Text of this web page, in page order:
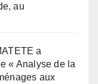
au
a
« Analyse de la
aux